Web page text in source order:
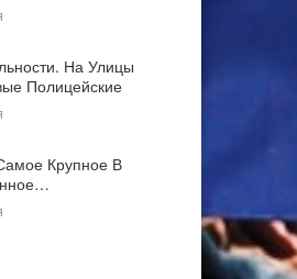
На Улицы
Полицейские
Крупное В